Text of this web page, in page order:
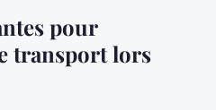
pour
transport lors